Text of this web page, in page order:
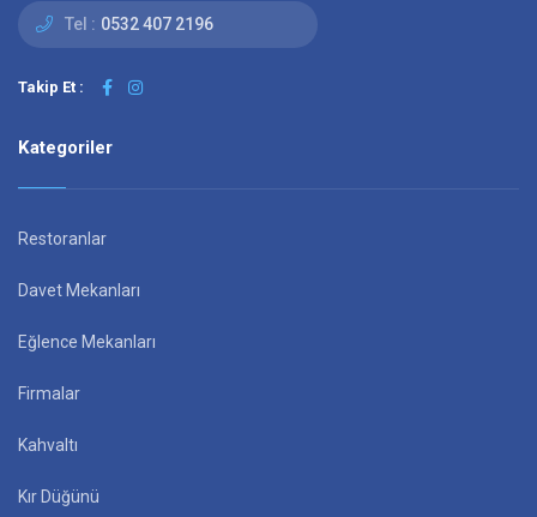
Tel : 0532 407 2196
Takip Et :
Kategoriler
Restoranlar
Davet Mekanları
Eğlence Mekanları
Firmalar
Kahvaltı
Kır Düğünü